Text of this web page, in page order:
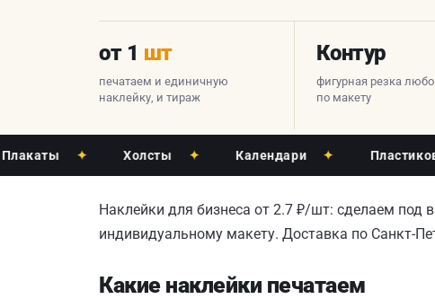
от 1 шт
печатаем и единичную
наклейку, и тираж
Контур
фигурная резка
по макету
✦ Холсты ✦ Календари ✦ Пластиковые
Наклейки для бизнеса от 2.7 ₽/шт: сделаем под
индивидуальному макету. Доставка по Санкт-
Какие наклейки печатаем